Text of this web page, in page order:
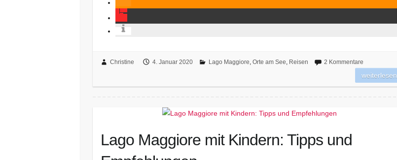
Christine 4. Januar 2020 Lago Maggiore, Orte am See, Reisen 2 Kommentare
weiterlesen
Lago Maggiore mit Kindern: Tipps und